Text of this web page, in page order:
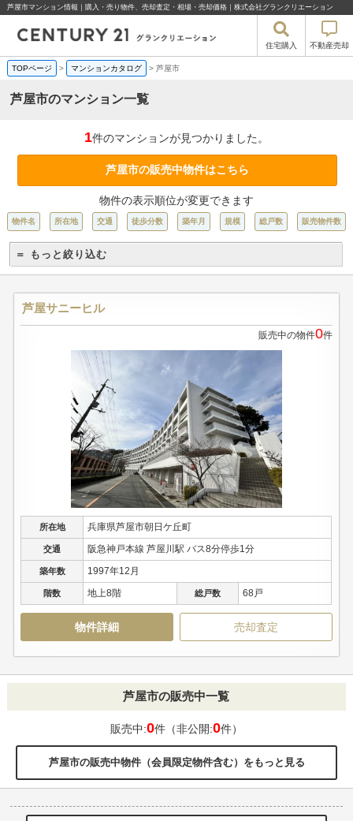
芦屋市マンション情報｜購入・売り物件、売却査定・相場・売却価格｜株式会社グランクリエーション
住宅購入 不動産売却
TOPページ > マンションカタログ > 芦屋市
芦屋市のマンション一覧
1件のマンションが見つかりました。
芦屋市の販売中物件はこちら
物件の表示順位が変更できます
物件名 所在地 交通 徒歩分数 築年月 規模 総戸数 販売物件数
＝ もっと絞り込む
芦屋サニーヒル
販売中の物件0件
所在地 兵庫県芦屋市朝日ケ丘町
交通 阪急神戸本線 芦屋川駅 バス8分停歩1分
築年数 1997年12月
階数 地上8階 総戸数 68戸
物件詳細 売却査定
芦屋市の販売中一覧
販売中:0件（非公開:0件）
芦屋市の販売中物件（会員限定物件含む）をもっと見る